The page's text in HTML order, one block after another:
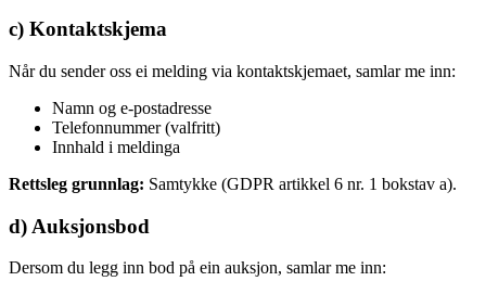
c) Kontaktskjema
Når du sender oss ei melding via kontaktskjemaet, samlar me inn:
Namn og e-postadresse
Telefonnummer (valfritt)
Innhald i meldinga
Rettsleg grunnlag: Samtykke (GDPR artikkel 6 nr. 1 bokstav a).
d) Auksjonsbod
Dersom du legg inn bod på ein auksjon, samlar me inn: